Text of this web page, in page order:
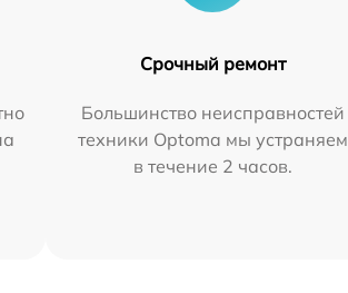
Срочный ремонт
Большинство неисправностей
техники Optoma мы устраняем
в течение 2 часов.